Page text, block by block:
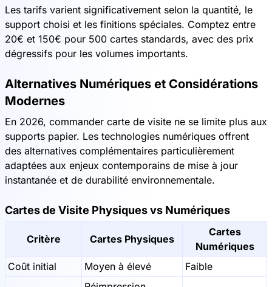
Les tarifs varient significativement selon la quantité, le
support choisi et les finitions spéciales. Comptez entre
20€ et 150€ pour 500 cartes standards, avec des prix
dégressifs pour les volumes importants.
Alternatives Numériques et Considérations
Modernes
En 2026, commander carte de visite ne se limite plus aux
supports papier. Les technologies numériques offrent
des alternatives complémentaires particulièrement
adaptées aux enjeux contemporains de mise à jour
instantanée et de durabilité environnementale.
Cartes de Visite Physiques vs Numériques
Critère Cartes Physiques
Cartes
Numériques
Coût initial
Moyen à élevé Faible